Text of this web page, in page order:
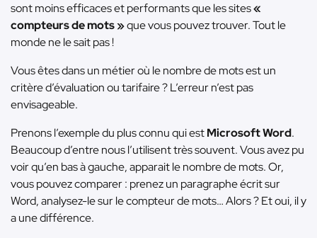
sont moins efficaces et performants que les sites«
compteurs de mots »que vous pouvez trouver. Tout le
monde ne le sait pas !
Vous êtes dans un métier où le nombre de mots est un
critère d’évaluation ou tarifaire ? L’erreur n’est pas
envisageable.
Prenons l’exemple du plus connu qui estMicrosoft Word.
Beaucoup d’entre nous l’utilisent très souvent. Vous avez pu
voir qu’en bas à gauche, apparait le nombre de mots. Or,
vous pouvez comparer : prenez un paragraphe écrit sur
Word, analysez-le sur le compteur de mots… Alors ? Et oui, il y
a une différence.